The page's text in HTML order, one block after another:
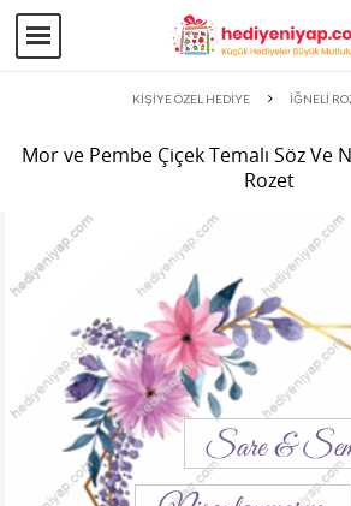
KİŞİYE ÖZEL HEDİYE İĞNELİ
Mor ve Pembe Çiçek Temalı Söz Ve
Rozet